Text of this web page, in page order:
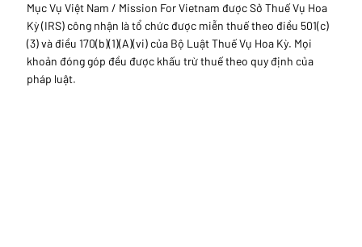
Mục Vụ Việt Nam / Mission For Vietnam được Sở Thuế Vụ Hoa
Kỳ (IRS) công nhận là tổ chức được miễn thuế theo điều 501(c)
(3) và điều 170(b)(1)(A)(vi) của Bộ Luật Thuế Vụ Hoa Kỳ. Mọi
khoản đóng góp đều được khấu trừ thuế theo quy định của
pháp luật.